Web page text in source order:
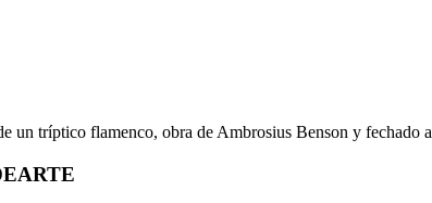
un tríptico flamenco, obra de Ambrosius Benson y